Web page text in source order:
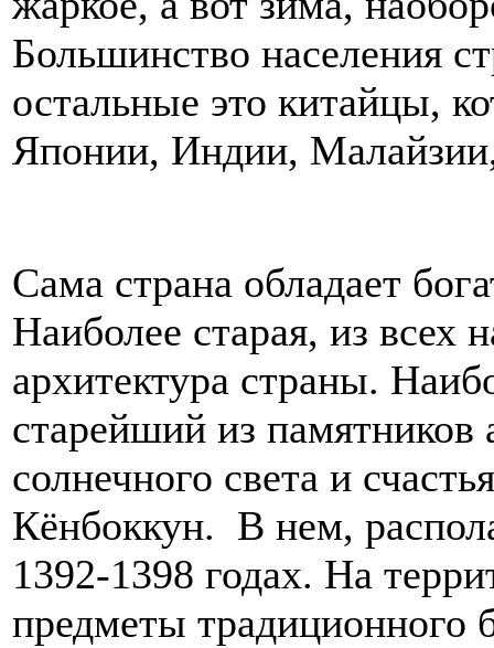
Большинство населения
остальные это китайцы,
Японии, Индии,
Сама страна обладает
Наиболее старая, из всех
архитектура страны.
старейший из памятников
солнечного света и
Кёнбоккун. В нем,
1392-1398 годах. На
предметы традиционного